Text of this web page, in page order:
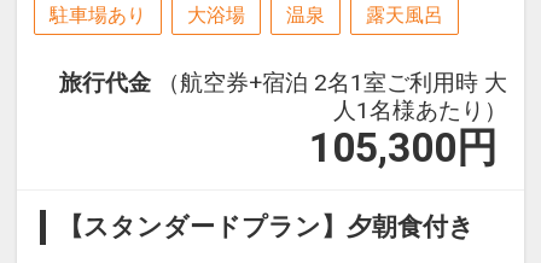
駐車場あり 大浴場 温泉 露天風呂
旅行代金
（航空券+宿泊 2名1室ご利用時 大
人1名様あたり）
105,300 円
【スタンダードプラン】夕朝食付き